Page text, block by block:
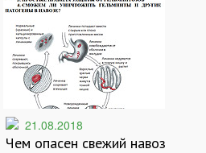
21.08.2018
Чем опасен свежий навоз